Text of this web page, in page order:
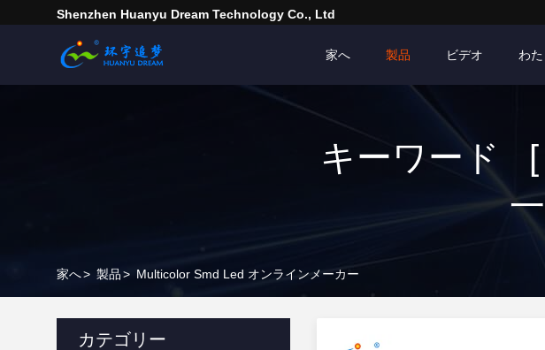
Shenzhen Huanyu Dream Technology Co., Ltd
家へ 製品 ビデオ わ
キーワード [
一
家へ> 製品> Multicolor Smd Led オンラインメーカー
カテゴリー